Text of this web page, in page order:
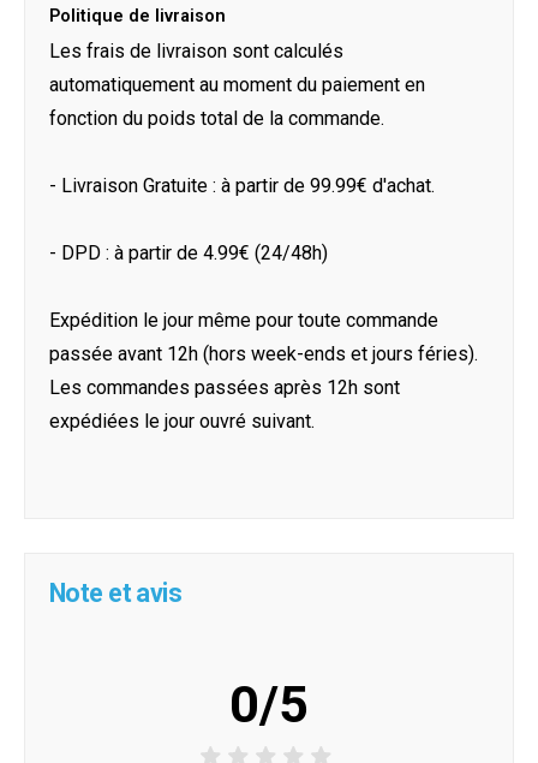
Politique de livraison
Les frais de livraison sont calculés
automatiquement au moment du paiement en
fonction du poids total de la commande.
- Livraison Gratuite : à partir de 99.99€ d'achat.
- DPD : à partir de 4.99€ (24/48h)
Expédition le jour même pour toute commande
passée avant 12h (hors week-ends et jours féries).
Les commandes passées après 12h sont
expédiées le jour ouvré suivant.
Note et avis
0/5